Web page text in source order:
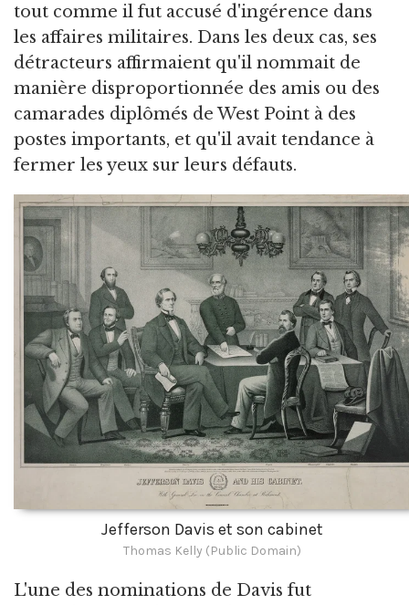
tout comme il fut accusé d'ingérence dans
les affaires militaires. Dans les deux cas, ses
détracteurs affirmaient qu'il nommait de
manière disproportionnée des amis ou des
camarades diplômés de West Point à des
postes importants, et qu'il avait tendance à
fermer les yeux sur leurs défauts.
Jefferson Davis et son cabinet
Thomas Kelly (Public Domain)
L'une des nominations de Davis fut